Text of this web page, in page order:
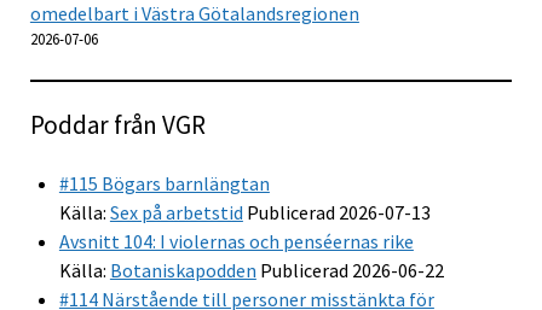
omedelbart i Västra Götalandsregionen
2026-07-06
Poddar från VGR
#115 Bögars barnlängtan
Källa: Sex på arbetstid Publicerad 2026-07-13
Avsnitt 104: I violernas och penséernas rike
Källa: Botaniskapodden Publicerad 2026-06-22
#114 Närstående till personer misstänkta för